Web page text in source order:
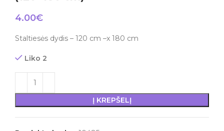
4.00€
Staltiesės dydis – 120 cm –x 180 cm
Liko 2
Į KREPŠELĮ